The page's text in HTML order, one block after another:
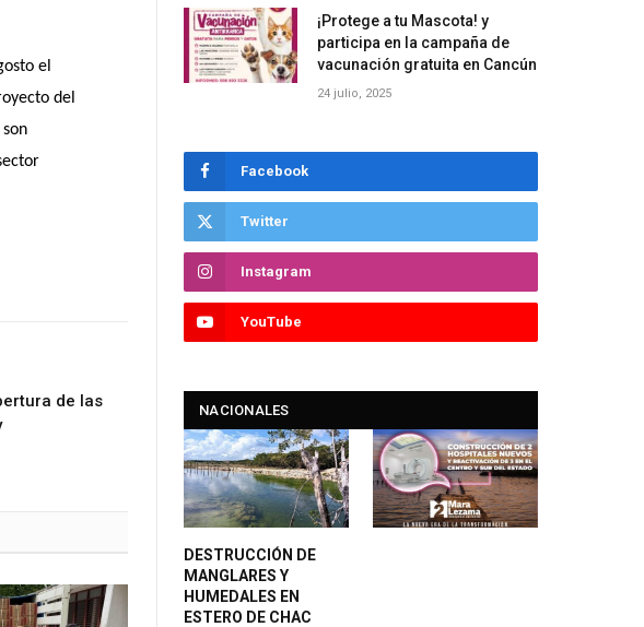
el
del
de las
¡Protege a tu Mascota! y
participa en la campaña de
vacunación gratuita en Cancún
24 julio, 2025
Facebook
Twitter
Instagram
YouTube
NACIONALES
DESTRUCCIÓN DE
MANGLARES Y
HUMEDALES EN
ESTERO DE CHAC